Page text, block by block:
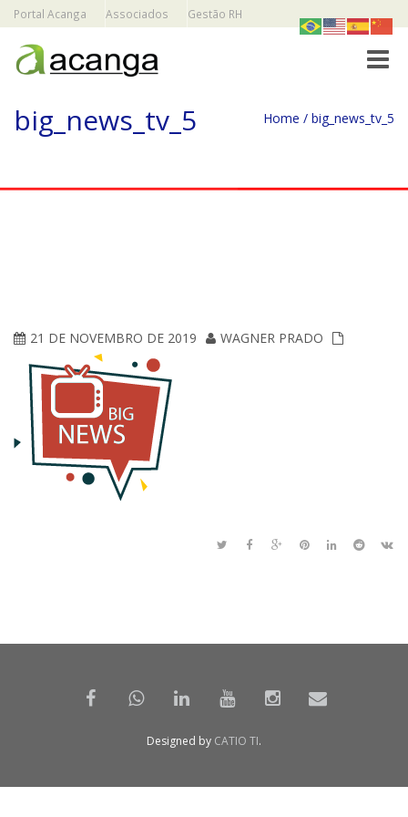
Portal Acanga Associados Gestão RH
big_news_tv_5 Home / big_news_tv_5
21 DE NOVEMBRO DE 2019 WAGNER PRADO
Designed by CATIO TI.